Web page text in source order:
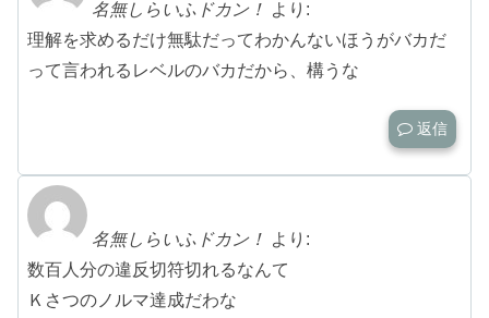
名無しらいふドカン！ より:
理解を求めるだけ無駄だってわかんないほうがバカだ
って言われるレベルのバカだから、構うな
返信
名無しらいふドカン！ より:
数百人分の違反切符切れるなんて
Ｋさつのノルマ達成だわな